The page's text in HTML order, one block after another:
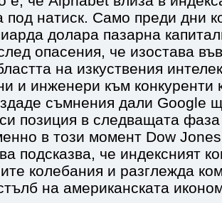
под натиск. Само преди дни
долара пазарна
опасения, че изостава
на изкуствения
и инженери към конкуренти
съмнения дали Google
позиция в следващата
в този момент Dow
подсказва, че индексният
колебания и разглежда
на американската